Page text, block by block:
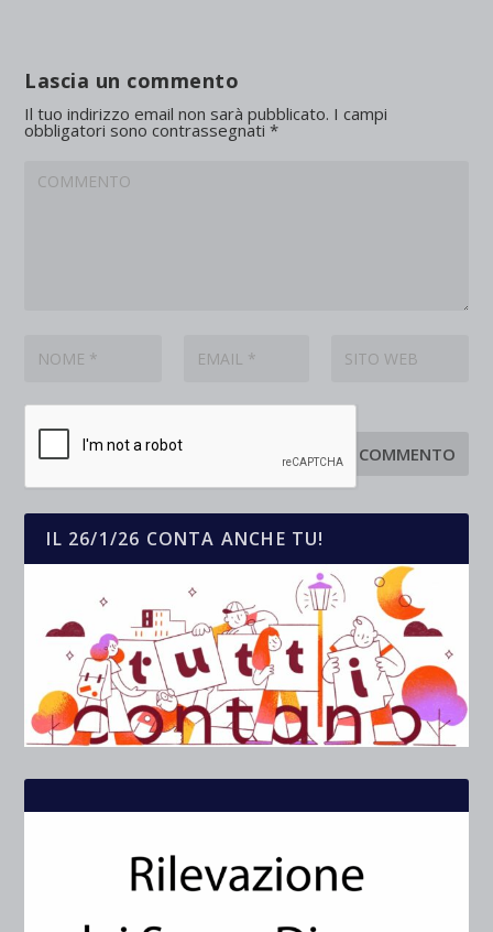
Lascia un commento
Il tuo indirizzo email non sarà pubblicato. I campi
obbligatori sono contrassegnati*
IL 26/1/26 CONTA ANCHE TU!